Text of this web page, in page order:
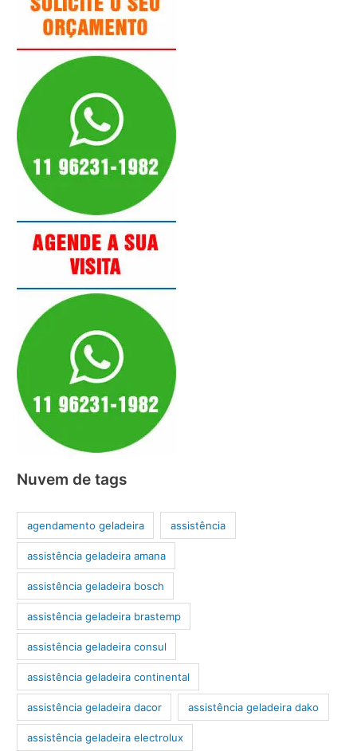
Nuvem de tags
agendamento geladeira assistência
assistência geladeira amana
assistência geladeira bosch
assistência geladeira brastemp
assistência geladeira consul
assistência geladeira continental
assistência geladeira dacor assistência geladeira dako
assistência geladeira electrolux